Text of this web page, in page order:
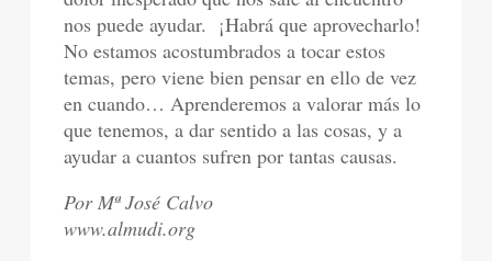
nos puede ayudar. ¡Habrá que aprovecharlo!
No estamos acostumbrados a tocar estos
temas, pero viene bien pensar en ello de vez
en cuando… Aprenderemos a valorar más lo
que tenemos, a dar sentido a las cosas, y a
ayudar a cuantos sufren por tantas causas.
Por Mª José Calvo
www.almudi.org